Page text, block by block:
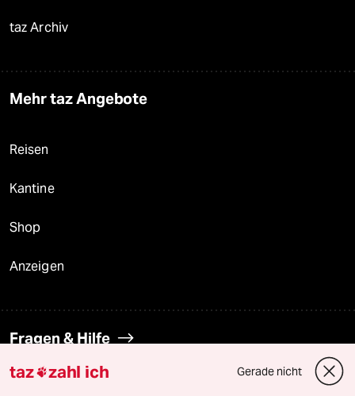
taz Archiv
Mehr taz Angebote
Reisen
Kantine
Shop
Anzeigen
Fragen & Hilfe
taz zahl ich Gerade nicht